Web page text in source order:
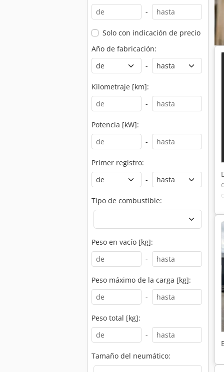
-
Solo con indicación de precio
Año de fabricación:
-
Kilometraje [km]:
-
Potencia [kW]:
-
Primer registro:
-
Tipo de combustible:
Peso en vacío [kg]:
-
Peso máximo de la carga [kg]:
-
Peso total [kg]:
-
Tamaño del neumático: